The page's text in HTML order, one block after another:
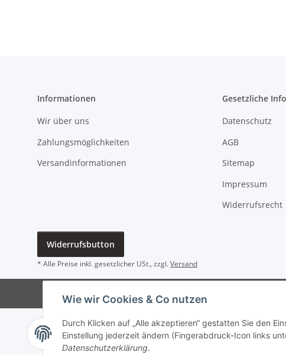
Wie wir Cookies & Co nutzen
Durch Klicken auf „Alle akzeptieren“ gestatten Sie den
Einstellung jederzeit ändern (Fingerabdruck-Icon links
Datenschutzerklärung.
Informationen
Wir über uns
Zahlungsmöglichkeiten
Versandinformationen
Gesetzliche
Datenschutz
AGB
Sitemap
Impressum
Widerrufsrecht
Widerrufsbutton
* Alle Preise inkl. gesetzlicher USt., zzgl.Versand